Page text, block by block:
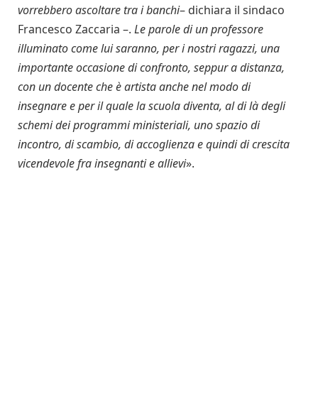
vorrebbero ascoltare tra i banchi– dichiara il sindaco
Francesco Zaccaria –. Le parole di un professore
illuminato come lui saranno, per i nostri ragazzi, una
importante occasione di confronto, seppur a distanza,
con un docente che è artista anche nel modo di
insegnare e per il quale la scuola diventa, al di là degli
schemi dei programmi ministeriali, uno spazio di
incontro, di scambio, di accoglienza e quindi di crescita
vicendevole fra insegnanti e allievi».